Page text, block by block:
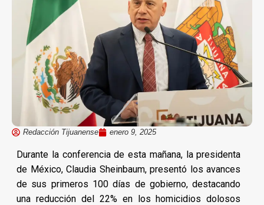
Redacción Tijuanense enero 9, 2025
Durante la conferencia de esta mañana, la presidenta
de México, Claudia Sheinbaum, presentó los avances
de sus primeros 100 días de gobierno, destacando
una reducción del 22% en los homicidios dolosos